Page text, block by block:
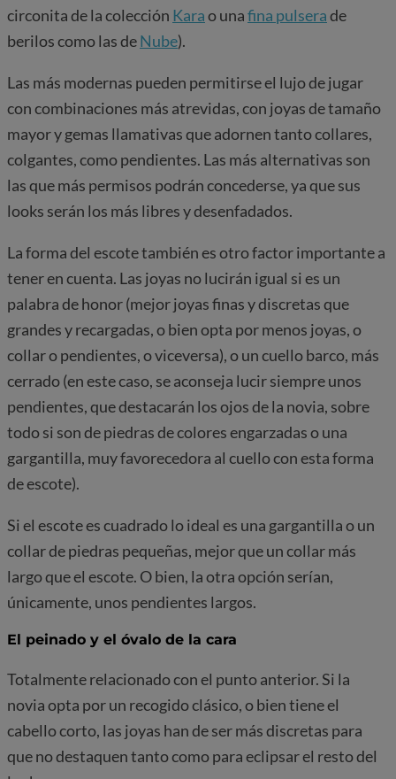
circonita de la colección Karao unafina pulserade
berilos como las deNube).
Las más modernas pueden permitirse el lujo de jugar
con combinaciones más atrevidas, con joyas de tamaño
mayor y gemas llamativas que adornen tanto collares,
colgantes, como pendientes. Las más alternativas son
las que más permisos podrán concederse, ya que sus
looks serán los más libres y desenfadados.
La forma del escote también es otro factor importante a
tener en cuenta. Las joyas no lucirán igual si es un
palabra de honor (mejor joyas finas y discretas que
grandes y recargadas, o bien opta por menos joyas, o
collar o pendientes, o viceversa), o un cuello barco, más
cerrado (en este caso, se aconseja lucir siempre unos
pendientes, que destacarán los ojos de la novia, sobre
todo si son de piedras de colores engarzadas o una
gargantilla, muy favorecedora al cuello con esta forma
de escote).
Si el escote es cuadrado lo ideal es una gargantilla o un
collar de piedras pequeñas, mejor que un collar más
largo que el escote. O bien, la otra opción serían,
únicamente, unos pendientes largos.
El peinado y el óvalo de la cara
Totalmente relacionado con el punto anterior. Si la
novia opta por un recogido clásico, o bien tiene el
cabello corto, las joyas han de ser más discretas para
que no destaquen tanto como para eclipsar el resto del